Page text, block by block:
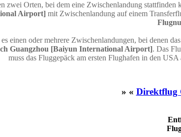
zwei Orten, bei dem eine Zwischenlandung stattfinden
Airport] mit Zwischenlandung auf einem
einen oder mehrere Zwischenlandungen, bei denen
Guangzhou [Baiyun International Airport]. Das
muss das Fluggepäck am ersten Flughafen in den
» « Direktflug